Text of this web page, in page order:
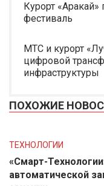
Курорт
фестиваль
МТС и курорт
цифровой
инфраструктуры
ПОХОЖИЕ
ТЕХНОЛОГИИ
«Смарт-
автоматической